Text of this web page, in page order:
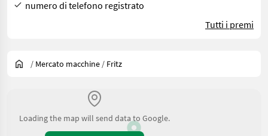
numero di telefono registrato
Tutti i premi
/ Mercato macchine / Fritz
Loading the map will send data to Google.